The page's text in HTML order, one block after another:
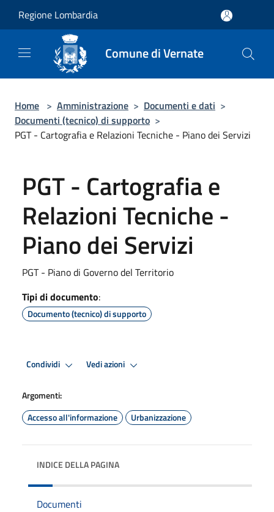
Regione Lombardia
Comune di Vernate
Home > Amministrazione > Documenti e dati >
Documenti (tecnico) di supporto >
PGT - Cartografia e Relazioni Tecniche - Piano dei Servizi
PGT - Cartografia e
Relazioni Tecniche -
Piano dei Servizi
PGT - Piano di Governo del Territorio
Tipi di documento:
Documento (tecnico) di supporto
Condividi Vedi azioni
Argomenti:
Accesso all'informazione
Urbanizzazione
INDICE DELLA PAGINA
Documenti